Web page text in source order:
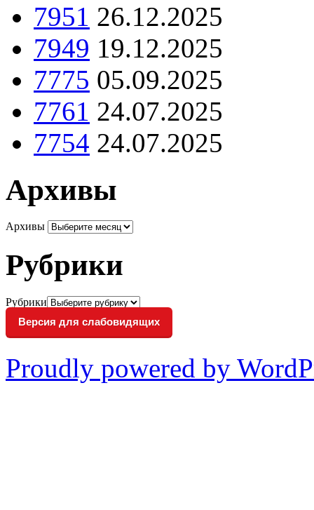
7951 26.12.2025
7949 19.12.2025
7775 05.09.2025
7761 24.07.2025
7754 24.07.2025
Архивы
Архивы
Рубрики
Рубрики
Версия для слабовидящих
Proudly powered by